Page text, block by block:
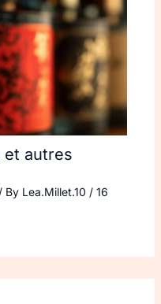
et autres
By Lea.Millet.10 / 16